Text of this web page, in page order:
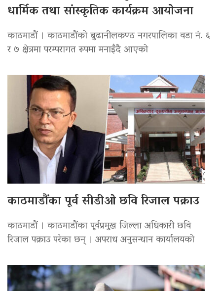
धार्मिक तथा सांस्कृतिक कार्यक्रम आयोजना
काठमाडौं । काठमाडौंको बुढानीलकण्ठ नगरपालिका वडा नं. ६
र ७ क्षेत्रमा परम्परागत रूपमा मनाइँदै आएको
काठमाडौंका पूर्व सीडीओ छवि रिजाल पक्राउ
काठमाडौं । काठमाडौंका पूर्वप्रमुख जिल्ला अधिकारी छवि
रिजाल पक्राउ परेका छन् । अपराध अनुसन्धान कार्यालयको